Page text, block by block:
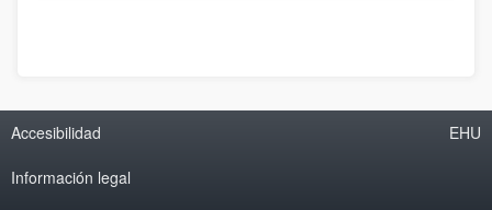
Accesibilidad
Información legal
EHU